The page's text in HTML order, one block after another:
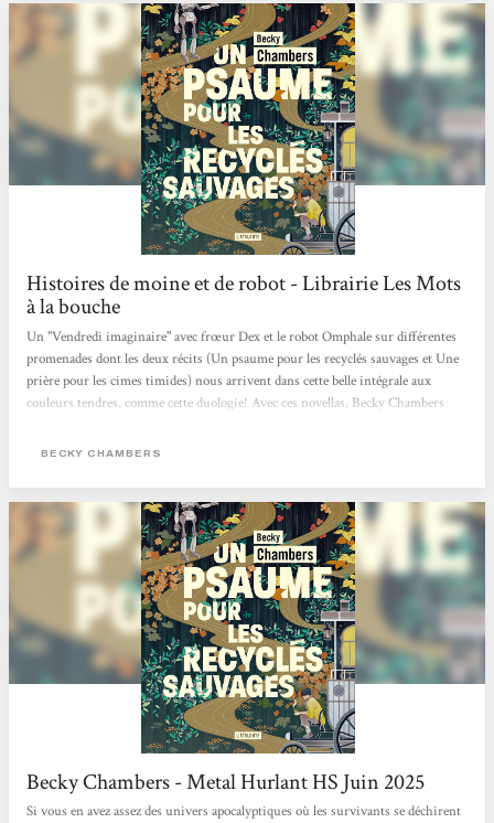
Histoires de moine et de robot - Librairie Les Mots
à la bouche
Un "Vendredi imaginaire" avec frœur Dex et le robot Omphale sur différentes
promenades dont les deux récits (Un psaume pour les recyclés sauvages et Une
prière pour les cimes timides) nous arrivent dans cette belle intégrale aux
couleurs tendres, comme cette duologie! Avec ces novellas, Becky Chambers
mélancoliques, notre lien au vivant (synthétique ou organique) et ce dont nous
Surgers, ces "Histoires de moine et de robot" sont publiés aux éditions
L'Atalante qui...
BECKY CHAMBERS
Becky Chambers - Metal Hurlant HS Juin 2025
Si vous en avez assez des univers apocalyptiques où les survivants se déchirent